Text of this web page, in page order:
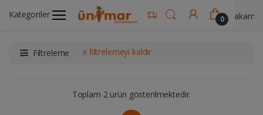
Kategoriler 0
Ünimar Anasayfa Gıda & Yemek Ürünleri Makarna
Filtreleme x filtrelemeyi kaldır
Toplam 2 ürün gösterilmektedir.